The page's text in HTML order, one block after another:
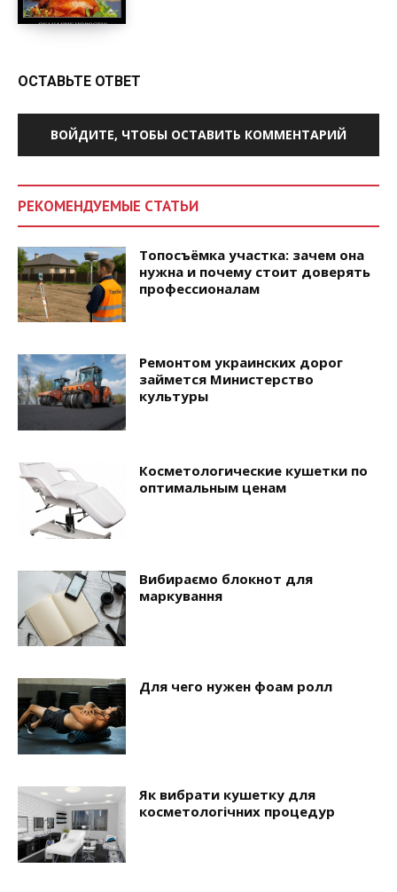
ОСТАВЬТЕ ОТВЕТ
ВОЙДИТЕ, ЧТОБЫ ОСТАВИТЬ КОММЕНТАРИЙ
РЕКОМЕНДУЕМЫЕ СТАТЬИ
Топосъёмка участка: зачем она
нужна и почему стоит доверять
профессионалам
Ремонтом украинских дорог
займется Министерство
культуры
Косметологические кушетки по
оптимальным ценам
Вибираємо блокнот для
маркування
Для чего нужен фоам ролл
Як вибрати кушетку для
косметологічних процедур